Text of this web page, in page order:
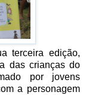
terceira edição,
das crianças do
por jovens
a personagem